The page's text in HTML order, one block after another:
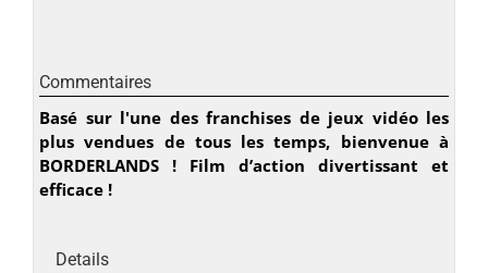
Commentaires
Basé sur l'une des franchises de jeux vidéo les
plus vendues de tous les temps, bienvenue à
BORDERLANDS ! Film d’action divertissant et
efficace !
Details